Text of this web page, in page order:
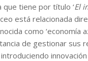
que tiene por título ‘El
está relacionada
como
de gestionar